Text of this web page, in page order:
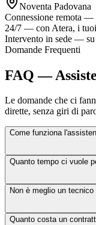
Noventa Padovana
Connessione remota
24/7 — con Atera, i tuoi
Intervento in sede — su
Domande Frequenti
FAQ —
Le domande che ci
dirette, senza giri di
Come funziona
Quanto tempo ci vuole
Non è meglio un
Quanto costa un